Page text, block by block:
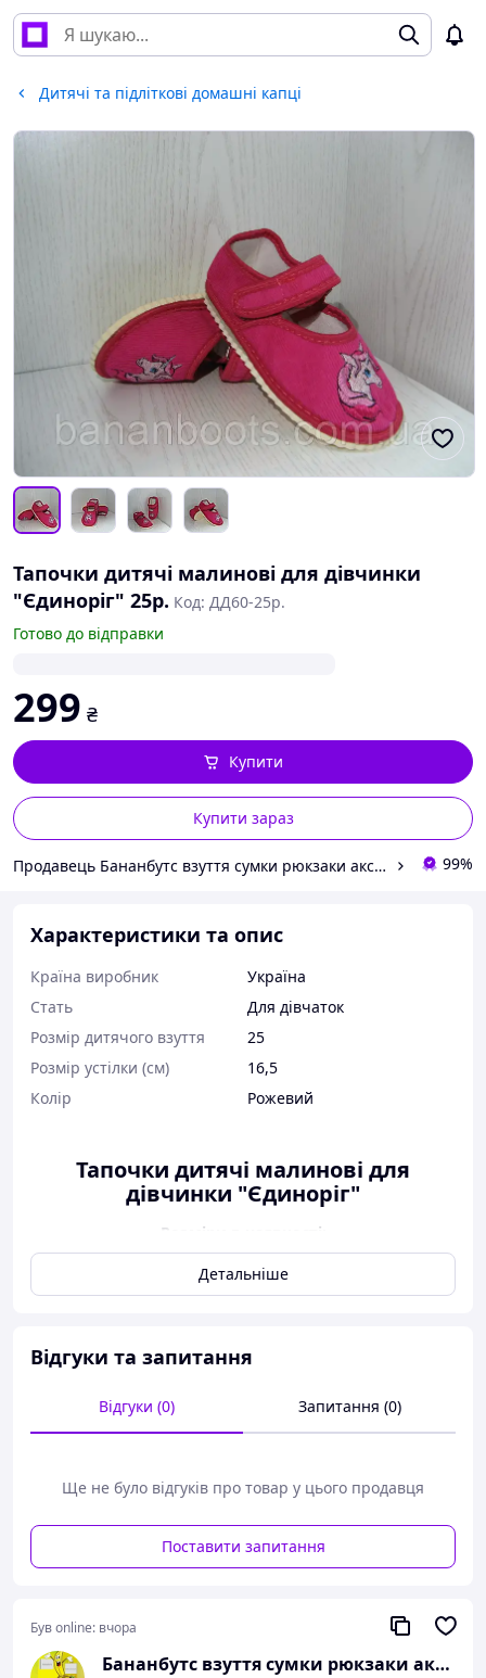
Дитячі та підліткові домашні капці
Тапочки дитячі малинові для дівчинки
"Єдиноріг" 25р. Код: ДД60-25р.
Готово до відправки
299 ₴
Купити зараз
Купити
Продавець Бананбутс взуття сумки рюкзаки аксесуари 99%
Характеристики та опис
Країна виробник
Україна
Стать
Для дівчаток
Розмір дитячого взуття
25
Розмір устілки (см)
16,5
Колір
Рожевий
Тапочки дитячі малинові для
дівчинки "Єдиноріг"
Розміри в наявності:
25р.-16.5см. по устілці;
Дивитися всі моделі текстильного дитячого взуття в
Капці текстильні на дівчинку виробник "4Rest"
Україна матеріал верху — текстиль, ;матеріал підкладки
Оформити замовлення ви можете через кошик,
довжину устілки. Наш менеджер упродовж робочого
дня зв'яжеться з вами для підтвердження та
Відправляємо по всієй Україні перевізниками: Нова
Детальніше
Відгуки та запитання
Відгуки (0) Запитання (0)
Ще не було відгуків про товар у цього продавця
Поставити запитання
Був online: вчора
Бананбутс взуття сумки рюкзаки аксесуари